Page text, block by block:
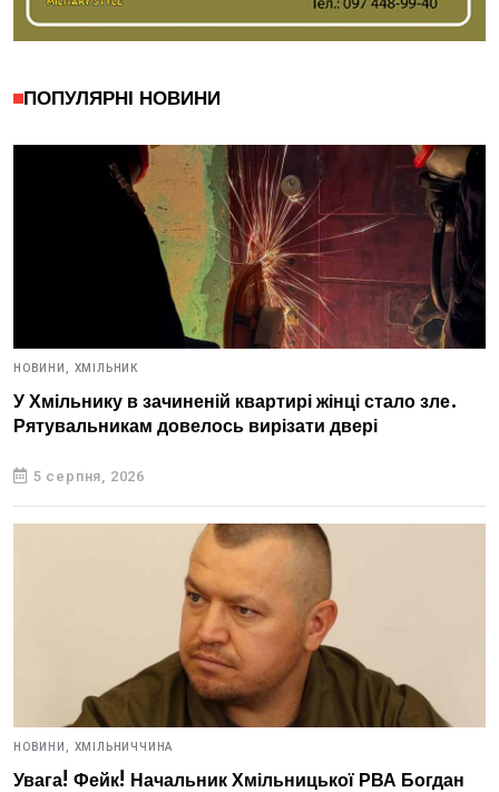
ПОПУЛЯРНІ НОВИНИ
НОВИНИ, ХМІЛЬНИК
У Хмільнику в зачиненій квартирі жінці стало зле.
Рятувальникам довелось вирізати двері
5 серпня, 2026
НОВИНИ, ХМІЛЬНИЧЧИНА
Увага! Фейк! Начальник Хмільницької РВА Богдан